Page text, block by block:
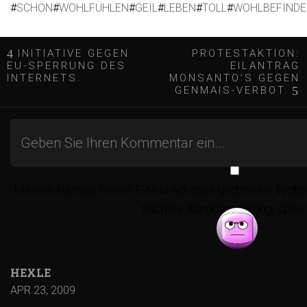
#SCHÖN#WOHLFÜHLEN#GEIL #LEBEN#TOLL #
B
e
g
INITIATIVE GEGEN
EU-SPERRUNG DES
INTERNETS.
PROTESTAKTION:
EILANTRAG
MONSANTO’S GEGEN
GENMAIS-VERBOT.
nächste Kommentierung,
HEXLE
APR 23, 2009